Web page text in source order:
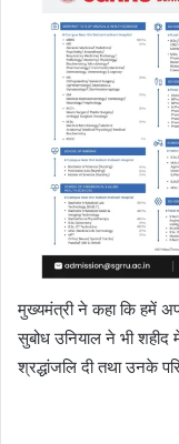
मुख्यमंत्री ने कहा कि हमें
सुबोध उनियाल ने भी शहीद
श्रद्धांजलि दी तथा उनके